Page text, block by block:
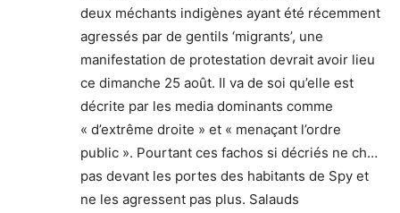
deux méchants indigènes ayant été récemment
agressés par de gentils ‘migrants’, une
manifestation de protestation devrait avoir lieu
ce dimanche 25 août. Il va de soi qu’elle est
décrite par les media dominants comme
« d’extrême droite » et « menaçant l’ordre
public ». Pourtant ces fachos si décriés ne ch…
pas devant les portes des habitants de Spy et
ne les agressent pas plus. Salauds